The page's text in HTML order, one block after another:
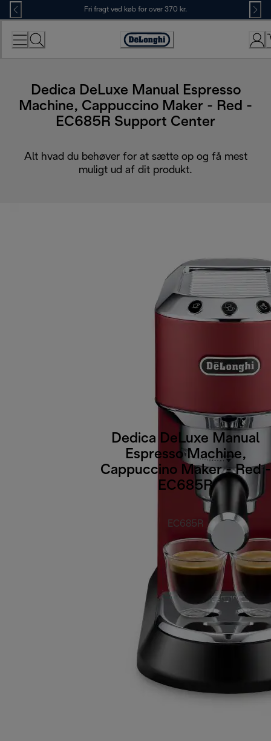
Skip
to
Content
Fri fragt ved køb for over 370 kr.
Accessibility
Dedica DeLuxe Manual Espresso
Machine, Cappuccino Maker - Red -
EC685R Support Center
Alt hvad du behøver for at sætte op og få mest
muligt ud af dit produkt.
Dedica DeLuxe Manual
Espresso Machine,
Cappuccino Maker - Red -
EC685R
EC685R